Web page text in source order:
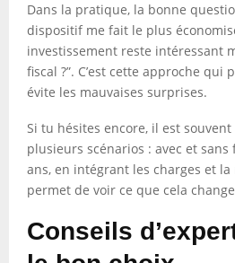
Dans la pratique, la bonne
dispositif me fait le plus
investissement reste intéressant
fiscal ?”. C’est cette approche qui
évite les mauvaises surprises.
Si tu hésites encore, il est
plusieurs scénarios : avec et sans
ans, en intégrant les charges et la
permet de voir ce que cela
Conseils